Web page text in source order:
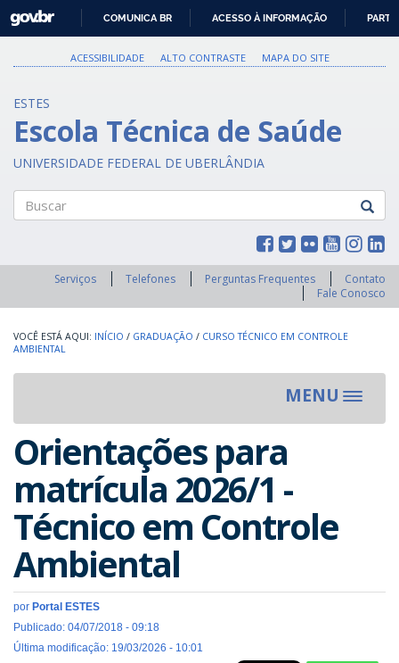
PARA
O
GOVBR
COMUNICA BR ACESSO À INFORMAÇÃO
ACESSIBILIDADE ALTO CONTRASTE MAPA DO SITE
ESTES
Escola Técnica de Saúde
UNIVERSIDADE FEDERAL DE UBERLÂNDIA
Serviços Telefones Perguntas Frequentes
Contato
Fale Conosco
INÍCIO / GRADUAÇÃO / CURSO TÉCNICO EM CONTROLE
AMBIENTAL
MENU
Toggle
Orientações para
matrícula 2026/1 -
Técnico em Controle
Ambiental
por Portal ESTES
Publicado: 04/07/2018 - 09:18
Última modificação: 19/03/2026 - 10:01